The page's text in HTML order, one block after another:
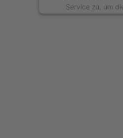
Service zu, um